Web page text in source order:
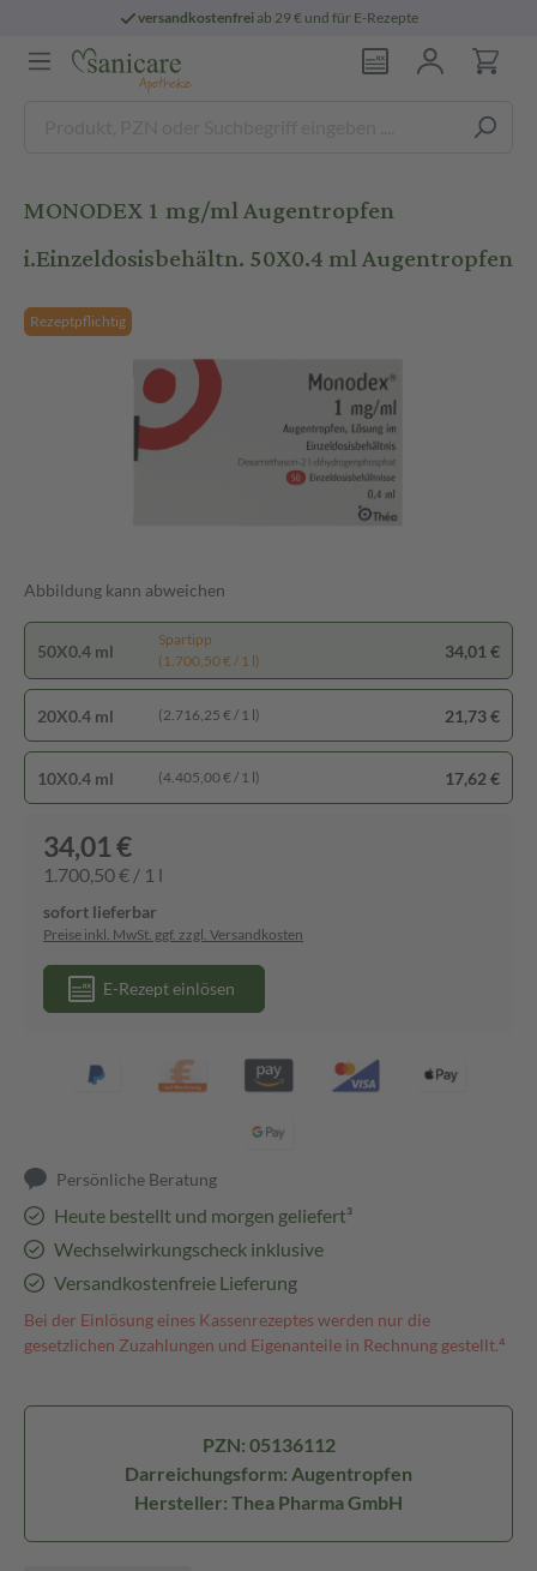
versandkostenfreiab 29 € und für E-Rezepte
MONODEX 1 mg/ml Augentropfen
i.Einzeldosisbehältn. 50X0.4 ml Augentropfen
Rezeptpflichtig
Abbildung kann abweichen
50X0.4 ml
Spartipp
(1.700,50 € / 1 l)
34,01 €
20X0.4 ml (2.716,25 € / 1 l) 21,73 €
10X0.4 ml (4.405,00 € / 1 l) 17,62 €
34,01 €
1.700,50 € / 1 l
sofort lieferbar
Preise inkl. MwSt. ggf. zzgl. Versandkosten
E-Rezept einlösen
Persönliche Beratung
Heute bestellt und morgen geliefert³
Wechselwirkungscheck inklusive
Versandkostenfreie Lieferung
Bei der Einlösung eines Kassenrezeptes werden nur die
gesetzlichen Zuzahlungen und Eigenanteile in Rechnung gestellt.⁴
PZN: 05136112
Darreichungsform: Augentropfen
Hersteller: Thea Pharma GmbH